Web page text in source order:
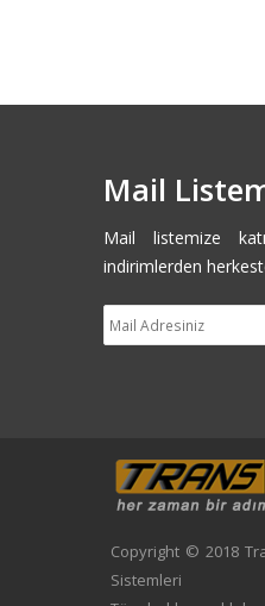
Mail
Mail listemize
indirimlerden
Copyright © 2018
Sistemleri